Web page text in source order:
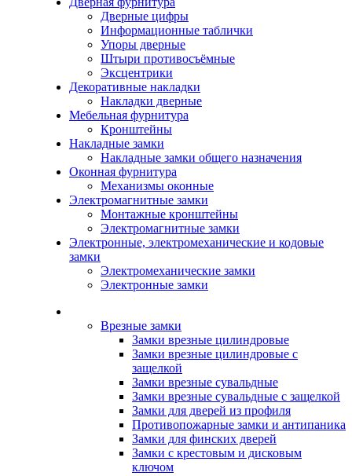
Дверные цифры
Информационные таблички
Упоры дверные
Штыри противосъёмные
Эксцентрики
Декоративные накладки
Накладки дверные
Мебельная фурнитура
Кронштейны
Накладные замки
Накладные замки общего назначения
Оконная фурнитура
Механизмы оконные
Электромагнитные замки
Монтажные кронштейны
Электромагнитные замки
Электронные, электромеханические и кодовые
замки
Электромеханические замки
Электронные замки
Врезные замки
Замки врезные цилиндровые
Замки врезные цилиндровые с
защелкой
Замки врезные сувальдные
Замки врезные сувальдные с защелкой
Замки для дверей из профиля
Противопожарные замки и антипаника
Замки для финских дверей
Замки с крестовым и дисковым
ключом